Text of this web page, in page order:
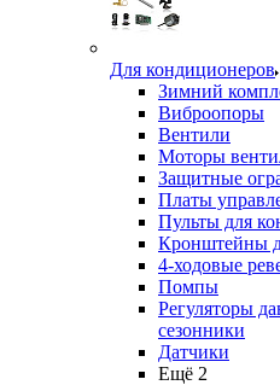
Для кондиционеров
Зимний
Виброопоры
Вентили
Моторы
Защитные
Платы
Пульты для
Кронштейны
4-ходовые
Помпы
Регуляторы
сезонники
Датчики
Ещё 2